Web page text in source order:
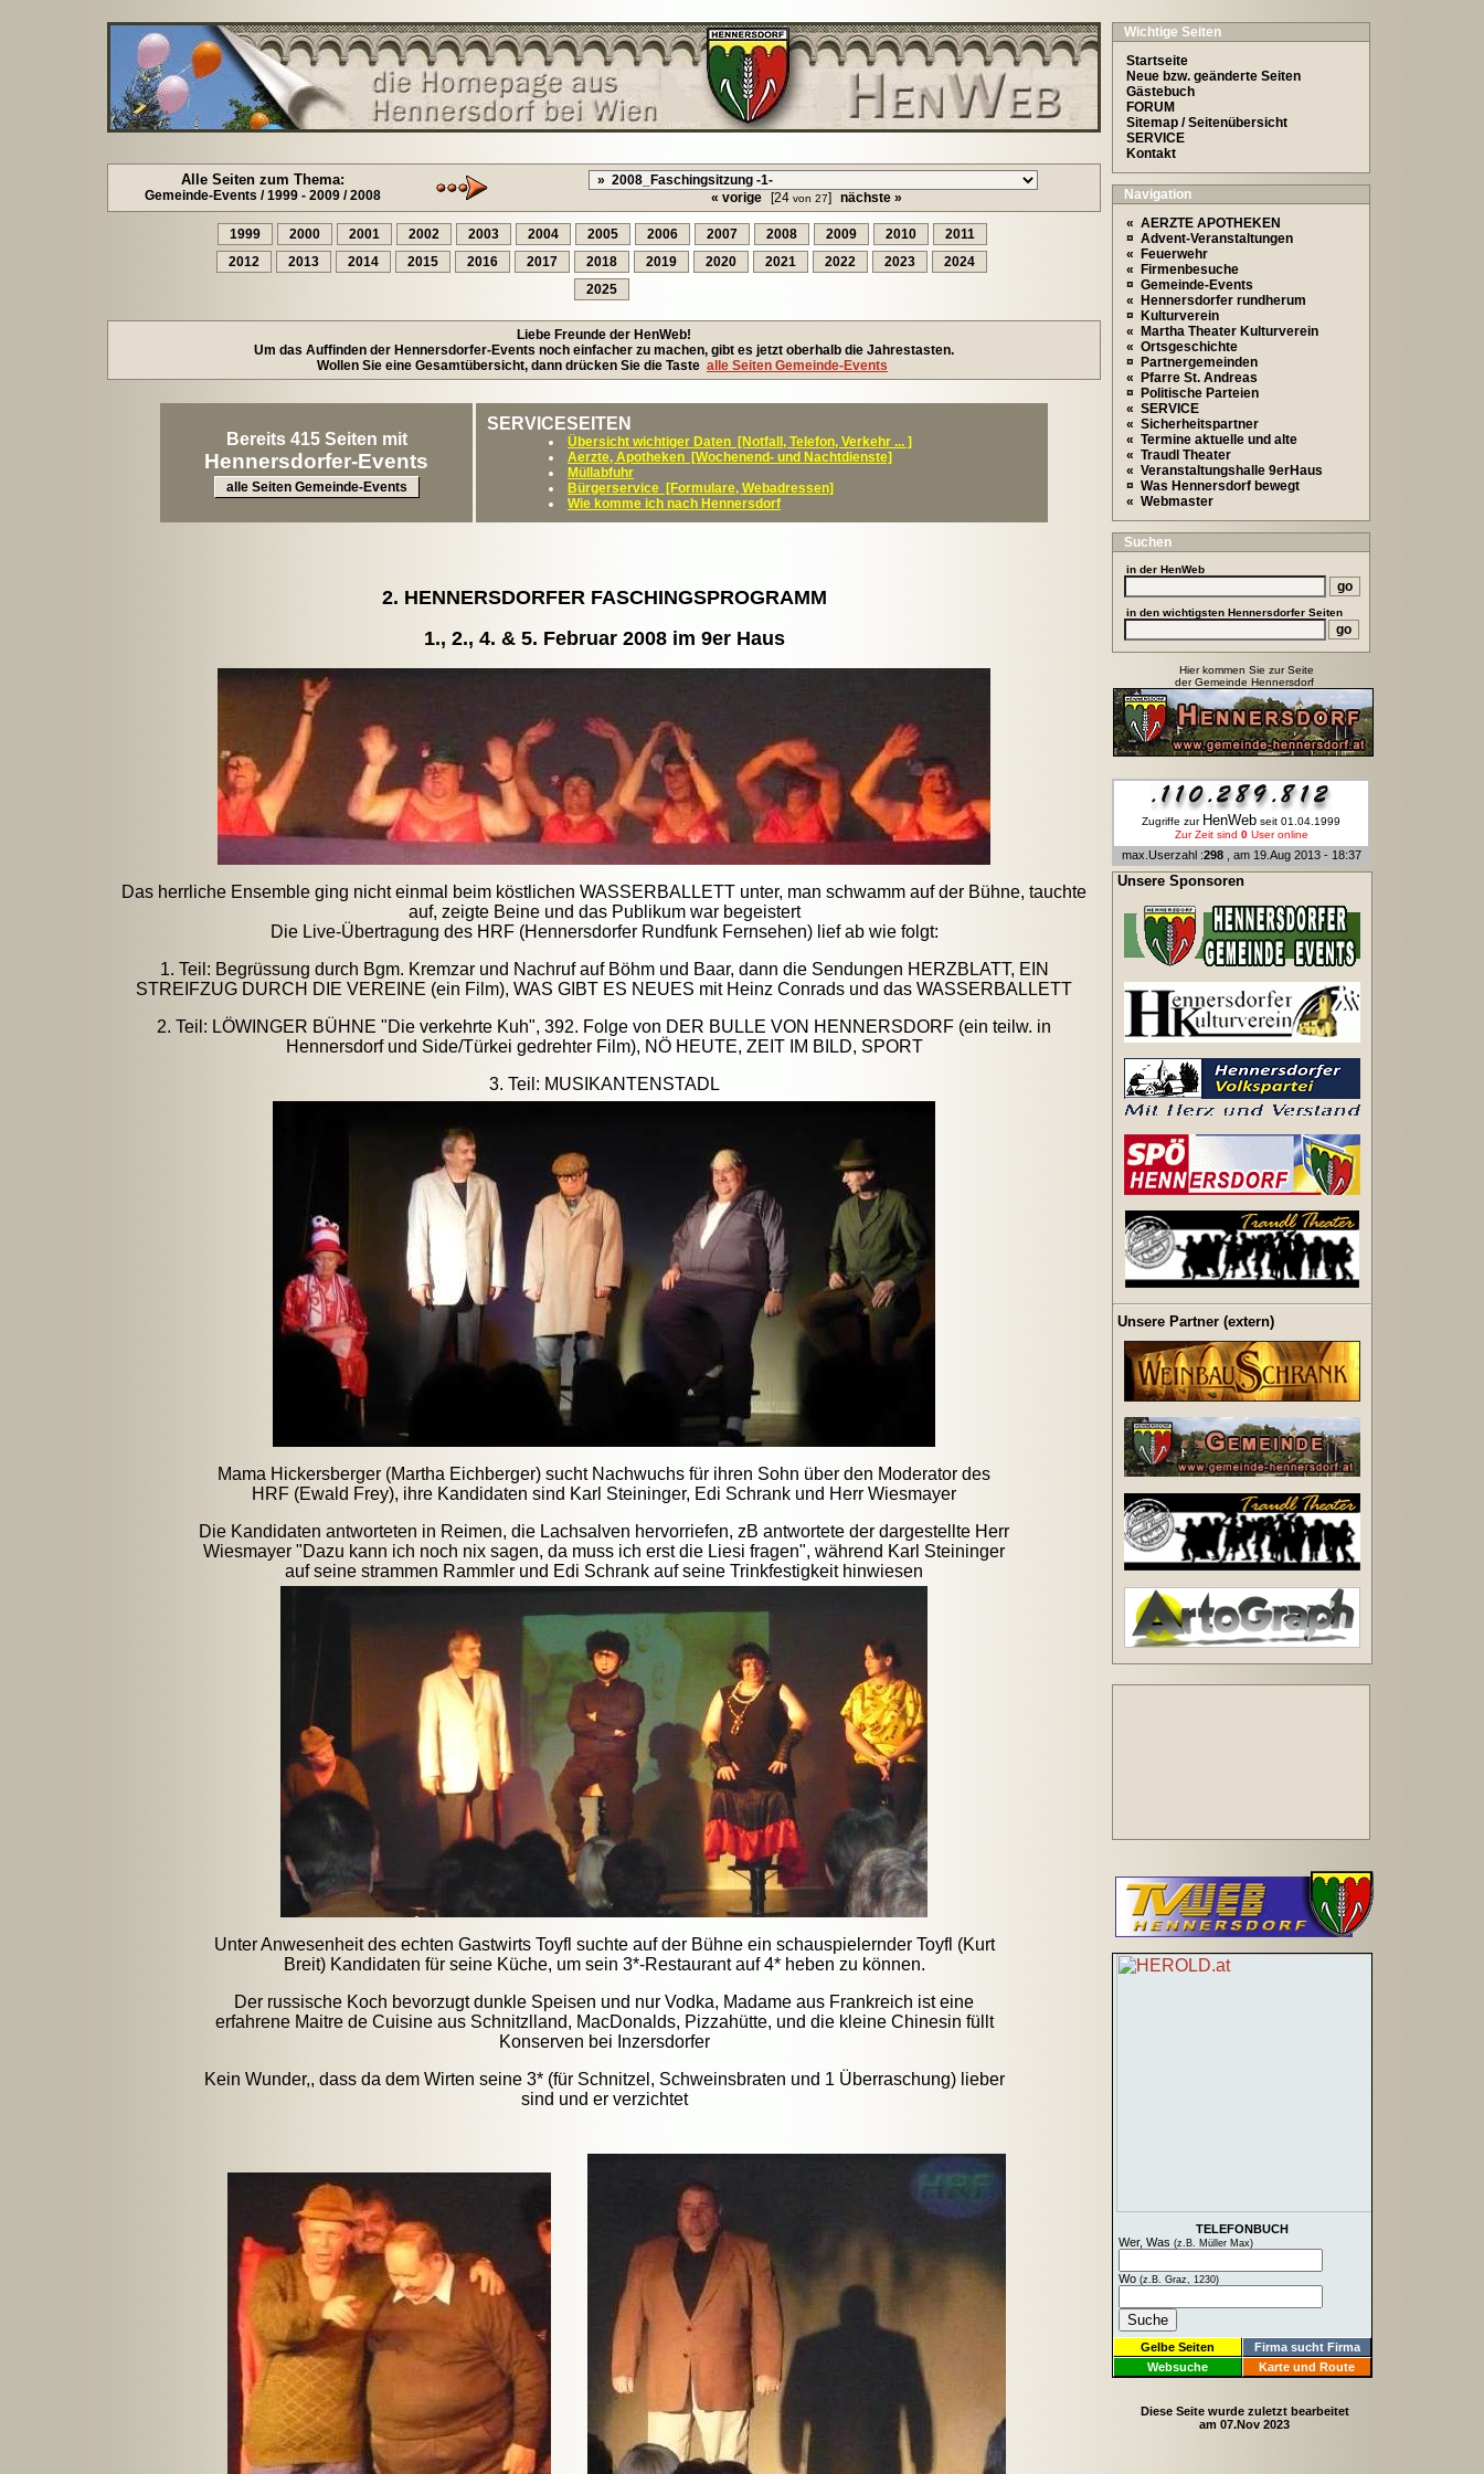
Alle Seiten zum Thema:
Gemeinde-Events / 1999 - 2009 / 2008 « vorige [24 von 27] nächste »
1999 2000 2001 2002 2003 2004 2005 2006 2007 2008 2009 2010
2011
2012
2013 2014 2015 2016 2017 2018 2019 2020 2021 2022 2023
2024
2025
Liebe Freunde der HenWeb!
Um das Auffinden der Hennersdorfer-Events noch einfacher zu machen, gibt es jetzt oberhalb die Jahrestasten.
Wollen Sie eine Gesamtübersicht, dann drücken Sie die Taste alle Seiten Gemeinde-Events
Bereits 415 Seiten mit
Hennersdorfer-Events
alle Seiten Gemeinde-Events
SERVICESEITEN
Übersicht wichtiger Daten [Notfall, Telefon, Verkehr ... ]
Aerzte, Apotheken [Wochenend- und Nachtdienste]
Müllabfuhr
Bürgerservice [Formulare, Webadressen]
Wie komme ich nach Hennersdorf
2. HENNERSDORFER FASCHINGSPROGRAMM
1., 2., 4. & 5. Februar 2008 im 9er Haus
Das herrliche Ensemble ging nicht einmal beim köstlichen WASSERBALLETT unter, man schwamm auf der Bühne, tauchte
auf, zeigte Beine und das Publikum war begeistert
Die Live-Übertragung des HRF (Hennersdorfer Rundfunk Fernsehen) lief ab wie folgt:
1. Teil: Begrüssung durch Bgm. Kremzar und Nachruf auf Böhm und Baar, dann die Sendungen HERZBLATT, EIN
STREIFZUG DURCH DIE VEREINE (ein Film), WAS GIBT ES NEUES mit Heinz Conrads und das WASSERBALLETT
2. Teil: LÖWINGER BÜHNE "Die verkehrte Kuh", 392. Folge von DER BULLE VON HENNERSDORF (ein teilw. in
Hennersdorf und Side/Türkei gedrehter Film), NÖ HEUTE, ZEIT IM BILD, SPORT
3. Teil: MUSIKANTENSTADL
Mama Hickersberger (Martha Eichberger) sucht Nachwuchs für ihren Sohn über den Moderator des
HRF (Ewald Frey), ihre Kandidaten sind Karl Steininger, Edi Schrank und Herr Wiesmayer
Die Kandidaten antworteten in Reimen, die Lachsalven hervorriefen, zB antwortete der dargestellte Herr
Wiesmayer "Dazu kann ich noch nix sagen, da muss ich erst die Liesi fragen", während Karl Steininger
auf seine strammen Rammler und Edi Schrank auf seine Trinkfestigkeit hinwiesen
Unter Anwesenheit des echten Gastwirts Toyfl suchte auf der Bühne ein schauspielernder Toyfl (Kurt
Breit) Kandidaten für seine Küche, um sein 3*-Restaurant auf 4* heben zu können.
Der russische Koch bevorzugt dunkle Speisen und nur Vodka, Madame aus Frankreich ist eine
erfahrene Maitre de Cuisine aus Schnitzlland, MacDonalds, Pizzahütte, und die kleine Chinesin füllt
Konserven bei Inzersdorfer
Kein Wunder,, dass da dem Wirten seine 3* (für Schnitzel, Schweinsbraten und 1 Überraschung) lieber
sind und er verzichtet
Wichtige Seiten
Startseite
Neue bzw. geänderte Seiten
Gästebuch
FORUM
Sitemap / Seitenübersicht
SERVICE
Kontakt
Navigation
« AERZTE APOTHEKEN
¤ Advent-Veranstaltungen
« Feuerwehr
« Firmenbesuche
¤ Gemeinde-Events
« Hennersdorfer rundherum
¤ Kulturverein
« Martha Theater Kulturverein
« Ortsgeschichte
¤ Partnergemeinden
« Pfarre St. Andreas
¤ Politische Parteien
« SERVICE
« Sicherheitspartner
« Termine aktuelle und alte
« Traudl Theater
« Veranstaltungshalle 9erHaus
¤ Was Hennersdorf bewegt
« Webmaster
Suchen
in der HenWeb
in den wichtigsten Hennersdorfer Seiten
Hier kommen Sie zur Seite
der Gemeinde Hennersdorf
Zugriffe zur HenWeb seit 01.04.1999
Zur Zeit sind 0User online
max.Userzahl :298 , am 19.Aug 2013 - 18:37
Unsere Sponsoren
Unsere Partner (extern)
TELEFONBUCH
Wer, Was (z.B. Müller Max)
Wo (z.B. Graz, 1230)
Gelbe Seiten
Firma sucht Firma
Websuche
Karte und Route
Diese Seite wurde zuletzt bearbeitet
am 07.Nov 2023